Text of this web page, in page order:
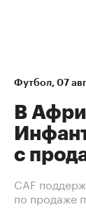
Футбол⁠, 07
В
с
СAF
по продаже